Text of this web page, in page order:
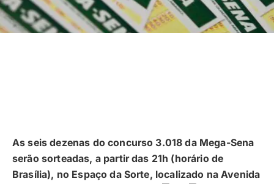
As seis dezenas do concurso 3.018 da Mega-Sena
serão sorteadas, a partir das 21h (horário de
Brasília), no Espaço da Sorte, localizado na Avenida